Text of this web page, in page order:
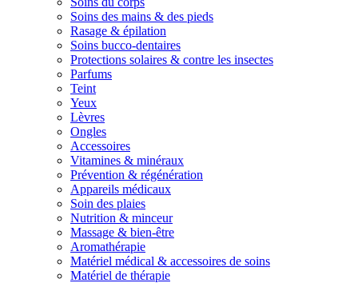
Soins des mains & des pieds
Rasage & épilation
Soins bucco-dentaires
Protections solaires & contre les insectes
Parfums
Teint
Yeux
Lèvres
Ongles
Accessoires
Vitamines & minéraux
Prévention & régénération
Appareils médicaux
Soin des plaies
Nutrition & minceur
Massage & bien-être
Aromathérapie
Matériel médical & accessoires de soins
Matériel de thérapie